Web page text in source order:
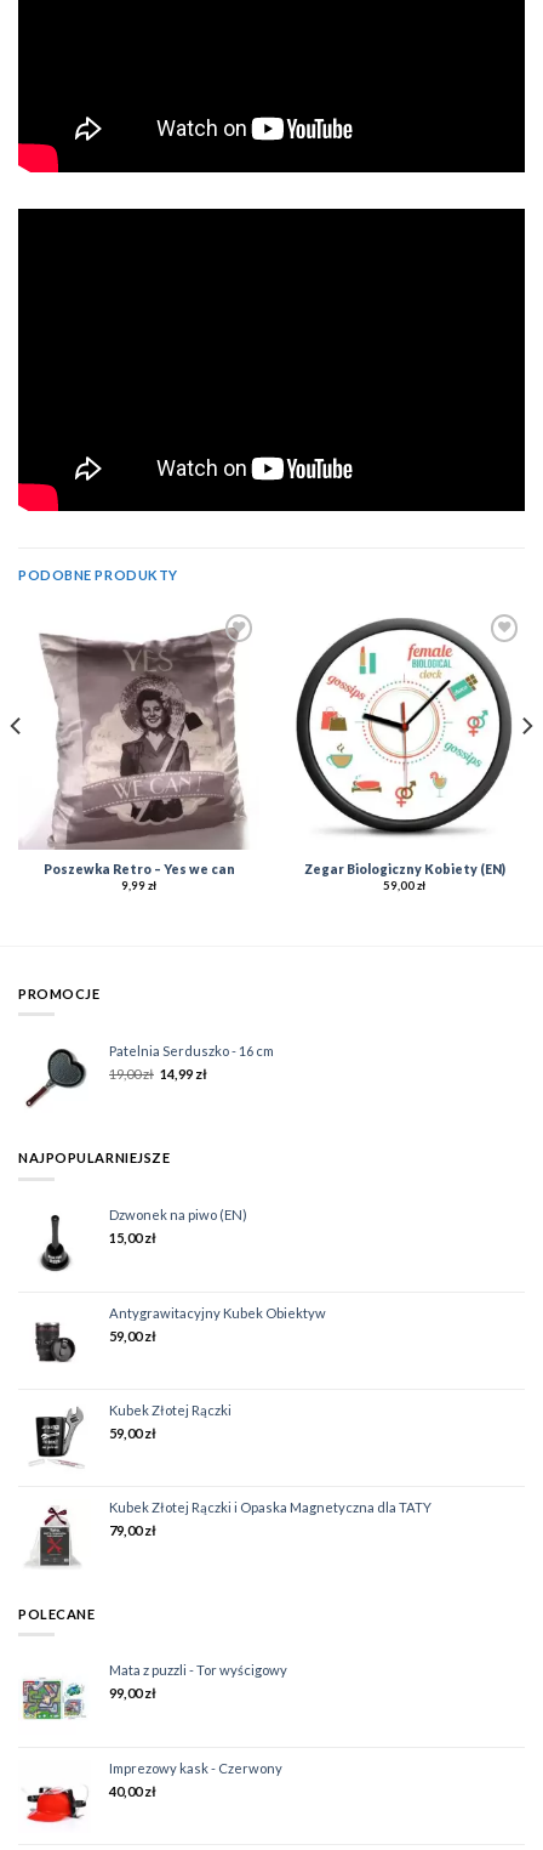
PODOBNE PRODUKTY
Add to
Wishlist
Poszewka Retro – Yes we can
9,99zł
Add to
Wishlist
Zegar Biologiczny Kobiety (EN)
59,00zł
PROMOCJE
Patelnia Serduszko - 16 cm
19,00zł 14,99 zł
NAJPOPULARNIEJSZE
Dzwonek na piwo (EN)
15,00zł
Antygrawitacyjny Kubek Obiektyw
59,00zł
Kubek Złotej Rączki
59,00zł
Kubek Złotej Rączki i Opaska Magnetyczna dla TATY
79,00zł
POLECANE
Mata z puzzli - Tor wyścigowy
99,00zł
Imprezowy kask - Czerwony
40,00zł